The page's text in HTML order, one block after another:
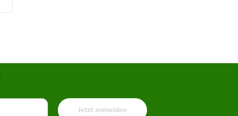
Jetzt anmelden